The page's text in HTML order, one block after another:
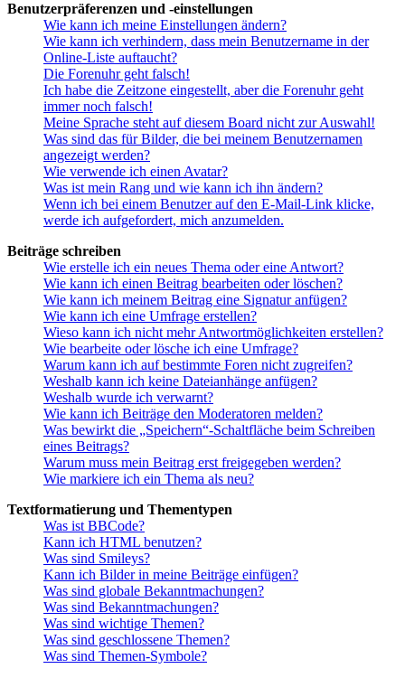
Benutzerpräferenzen und -einstellungen
Wie kann ich meine Einstellungen ändern?
Wie kann ich verhindern, dass mein Benutzername in der
Online-Liste auftaucht?
Die Forenuhr geht falsch!
Ich habe die Zeitzone eingestellt, aber die Forenuhr geht
immer noch falsch!
Meine Sprache steht auf diesem Board nicht zur Auswahl!
Was sind das für Bilder, die bei meinem Benutzernamen
angezeigt werden?
Wie verwende ich einen Avatar?
Was ist mein Rang und wie kann ich ihn ändern?
Wenn ich bei einem Benutzer auf den E-Mail-Link klicke,
werde ich aufgefordert, mich anzumelden.
Beiträge schreiben
Wie erstelle ich ein neues Thema oder eine Antwort?
Wie kann ich einen Beitrag bearbeiten oder löschen?
Wie kann ich meinem Beitrag eine Signatur anfügen?
Wie kann ich eine Umfrage erstellen?
Wieso kann ich nicht mehr Antwortmöglichkeiten erstellen?
Wie bearbeite oder lösche ich eine Umfrage?
Warum kann ich auf bestimmte Foren nicht zugreifen?
Weshalb kann ich keine Dateianhänge anfügen?
Weshalb wurde ich verwarnt?
Wie kann ich Beiträge den Moderatoren melden?
Was bewirkt die „Speichern“-Schaltfläche beim Schreiben
eines Beitrags?
Warum muss mein Beitrag erst freigegeben werden?
Wie markiere ich ein Thema als neu?
Textformatierung und Thementypen
Was ist BBCode?
Kann ich HTML benutzen?
Was sind Smileys?
Kann ich Bilder in meine Beiträge einfügen?
Was sind globale Bekanntmachungen?
Was sind Bekanntmachungen?
Was sind wichtige Themen?
Was sind geschlossene Themen?
Was sind Themen-Symbole?